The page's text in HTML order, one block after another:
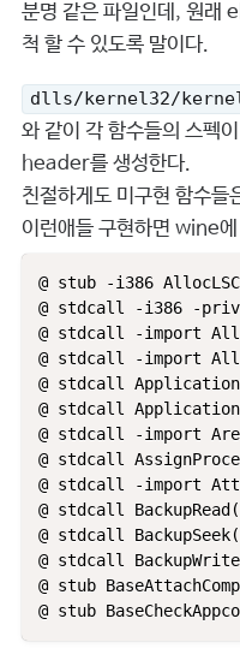
분명 같은 파일인데, 원래
척 할 수 있도록 말이다.
dlls/kernel32/
와 같이 각 함수들의 스펙
header를 생성한다.
친절하게도 미구현 함수
이런애들 구현하면 wine
@ stub -i386
@ stdcall -i386 -
@ stdcall -import
@ stdcall -import
@ stdcall
@ stdcall
@ stdcall -import
@ stdcall
@ stdcall -import
@ stdcall
@ stdcall
@ stdcall
@ stub